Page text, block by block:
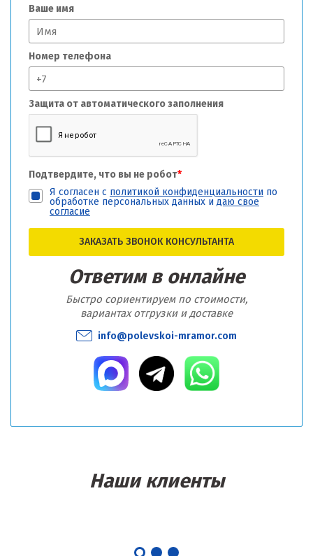
Ваше имя
Номер телефона
Защита от автоматического заполнения
Подтвердите, что вы не робот*
Я согласен с политикой конфиденциальности по
обработке персональных данных и даю свое
согласие
ЗАКАЗАТЬ ЗВОНОК КОНСУЛЬТАНТА
Ответим в онлайне
Быстро сориентируем по стоимости,
вариантах отгрузки и доставке
info@polevskoi-mramor.com
Наши клиенты